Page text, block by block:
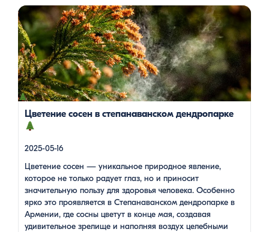
Цветение сосен — уникальное природное явление, которое
не только радует глаз, но и приносит значительную пользу
для здоровья человека. Особенно ярко это проявляется в
Степанаванском дендропарке в Армении, где сосны цветут в
конце мая, создавая удивительное зрелище и наполняя
воздух целебными веществами.Степанаванский
дендропарк: жемчужина Лорийской области
Степанаванский дендропарк, также известный как «Сочут»
Цветение сосен в степанаванском дендропарке
2025-05-16
Цветение сосен — уникальное природное явление,
которое не только радует глаз, но и приносит
значительную пользу для здоровья человека. Особенно
ярко это проявляется в Степанаванском дендропарке в
Армении, где сосны цветут в конце мая, создавая
удивительное зрелище и наполняя воздух целебными